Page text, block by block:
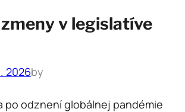
v legislatíve
2026by
po odznení globálnej pandémie